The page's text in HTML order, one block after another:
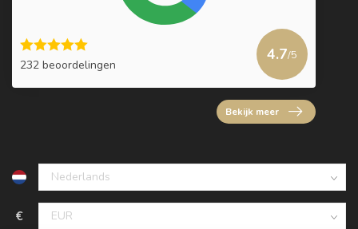
232 beoordelingen
4.7/5
Bekijk meer
€